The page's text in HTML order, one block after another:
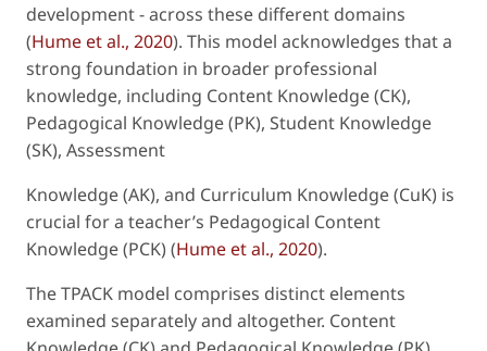
development - across these different domains
(Hume et al., 2020). This model acknowledges that a
strong foundation in broader professional
knowledge, including Content Knowledge (CK),
Pedagogical Knowledge (PK), Student Knowledge
(SK), Assessment
Knowledge (AK), and Curriculum Knowledge (CuK) is
crucial for a teacher’s Pedagogical Content
Knowledge (PCK) (Hume et al., 2020).
The TPACK model comprises distinct elements
examined separately and altogether. Content